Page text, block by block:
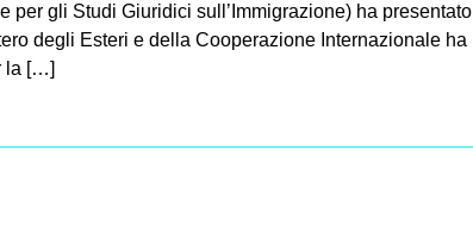
per gli Studi Giuridici sull’Immigrazione) ha presentato
degli Esteri e della Cooperazione Internazionale ha
la […]